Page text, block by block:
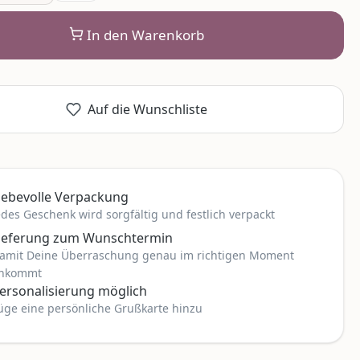
In den Warenkorb
Auf die Wunschliste
Verpackung
Geschenk wird sorgfältig und festlich verpackt
zum Wunschtermin
Deine Überraschung genau im richtigen Moment
möglich
eine persönliche Grußkarte hinzu